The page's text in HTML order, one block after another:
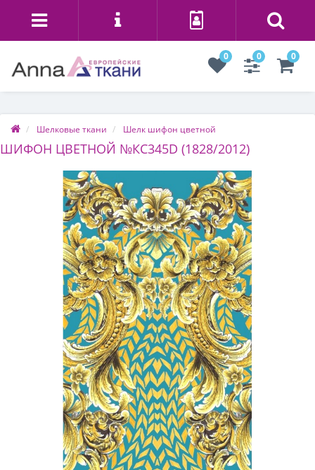
0 0 0
Шелковые ткани Шелк шифон цветной
ШИФОН ЦВЕТНОЙ №КС345D (1828/2012)